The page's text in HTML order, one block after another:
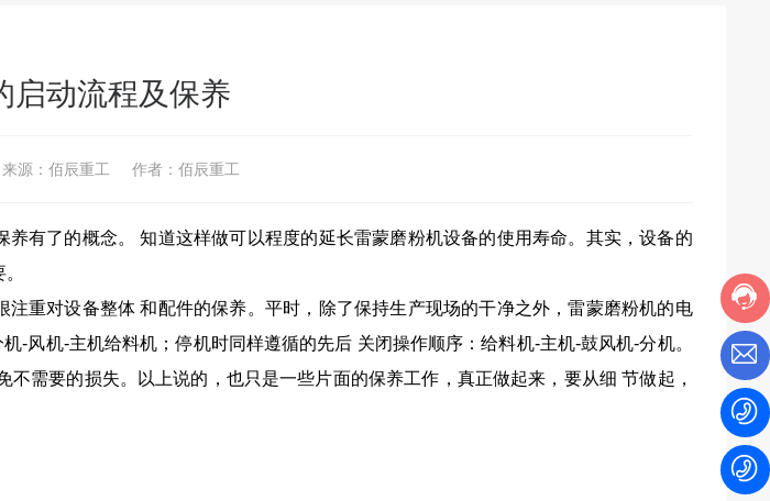
启动流程及保养
来源：佰辰重工 作者：佰辰重工
养有了的概念。 知道这样做可以程度的延长雷蒙磨粉机设备的使用寿命。其实，设备的
重对设备整体 和配件的保养。平时，除了保持生产现场的干净之外，雷蒙磨粉机的电
风机-主机给料机；停机时同样遵循的先后 关闭操作顺序：给料机-主机-鼓风机-分机。
需要的损失。以上说的，也只是一些片面的保养工作，真正做起来，要从细 节做起，